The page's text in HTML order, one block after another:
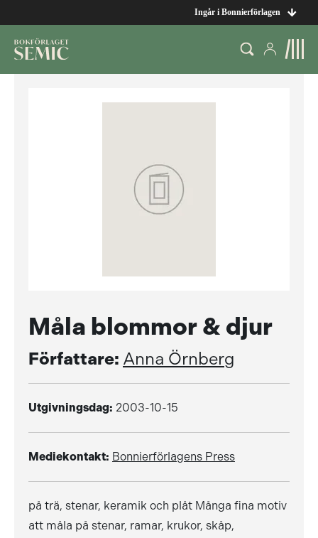
Ingår i Bonnierförlagen
Måla blommor & djur
Författare: Anna Örnberg
Utgivningsdag: 2003-10-15
Mediekontakt: Bonnierförlagens Press
på trä, stenar, keramik och plåt Många fina motiv
att måla på stenar, ramar, krukor, skåp,